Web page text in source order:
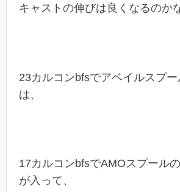
キャストの伸びは良くなるのか
23カルコンbfsでアベイルスプ
は、
17カルコンbfsでAMOスプール
が入って、